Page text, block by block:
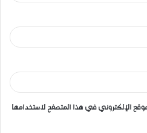
الإلكتروني في هذا المتصفح لاستخدامها